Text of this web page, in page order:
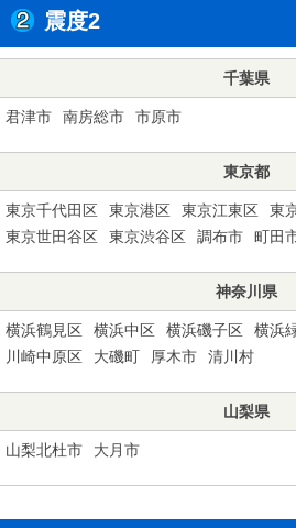
震度2
千葉県
君津市 南房総市 市原市
東京都
東京千代田区 東京港区 東京江東区 東
東京世田谷区
東京渋谷区 調布市 町田
神奈川県
横浜鶴見区 横浜中区 横浜磯子区 横浜
川崎中原区
大磯町 厚木市 清川村
山梨県
山梨北杜市 大月市